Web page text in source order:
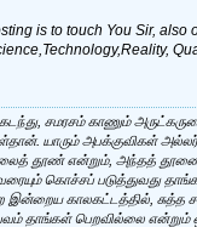
is to touch You Sir, also
சமரசம் காணும்
யாரும் அபக்குவிகள்
தூண் என்றும், அந்தத்
கொச்சப்
காலகட்டத்தில், சுத்த
தாங்கள் பெறவில்லை